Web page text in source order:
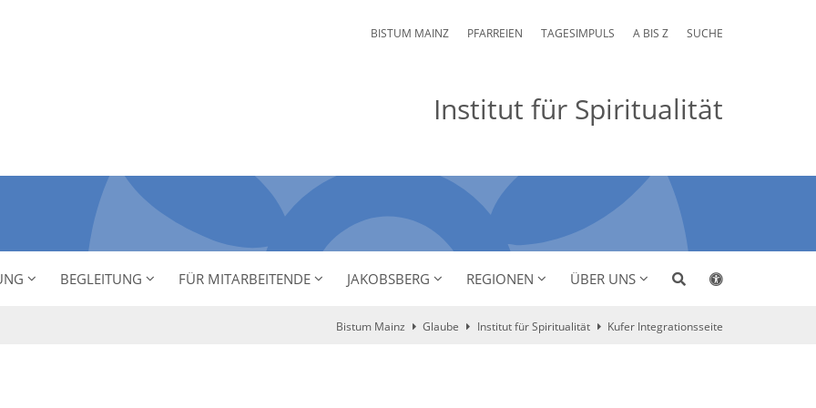
BISTUM MAINZ PFARREIEN TAGESIMPULS A BIS Z SUCHE
Institut für Spiritualität
BEGLEITUNG FÜR MITARBEITENDE JAKOBSBERG REGIONEN ÜBER UNS
Bistum Mainz Glaube Institut für Spiritualität Kufer Integrationsseite